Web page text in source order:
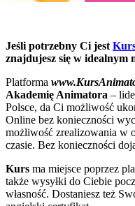
Jeśli potrzebny Ci jest
znajdujesz się w idealnym
Platforma
Akademię Animatora –
Polsce, da Ci możliwość
Online bez konieczności
możliwość zrealizowania w
czasie. Bez konieczności
Kurs ma miejsce poprzez
także wysyłki do Ciebie
własność. Dostaniesz też